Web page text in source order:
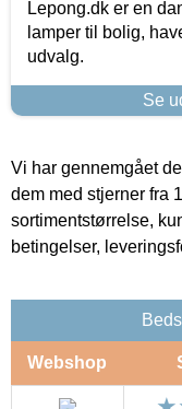
Lepong.dk er en
lamper til bolig,
udvalg.
Se
Vi har gennemgået
dem med stjerner fra
sortimentstørrelse,
betingelser,
Webshop